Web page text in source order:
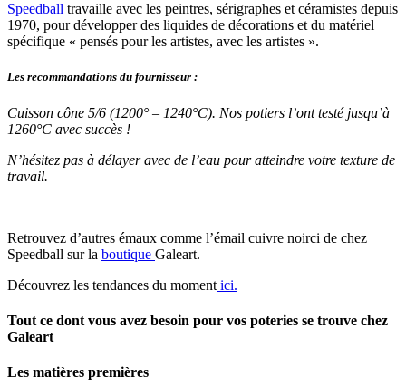
Speedball travaille avec les peintres, sérigraphes et céramistes depuis
1970, pour développer des liquides de décorations et du matériel
spécifique « pensés pour les artistes, avec les artistes ».
Les recommandations du fournisseur :
Cuisson cône 5/6 (1200° – 1240°C). Nos potiers l’ont testé jusqu’à
1260°C avec succès !
N’hésitez pas à délayer avec de l’eau pour atteindre votre texture de
travail.
Retrouvez d’autres émaux comme l’émail cuivre noirci de chez
Speedball sur la boutique Galeart.
Découvrez les tendances du moment ici.
Tout ce dont vous avez besoin pour vos poteries se trouve chez
Galeart
Les matières premières